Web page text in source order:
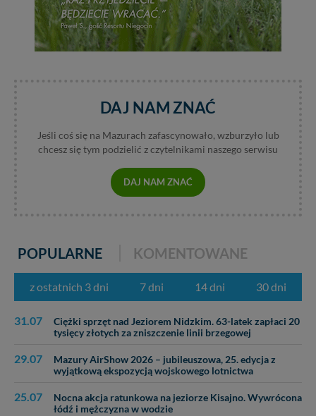
DAJ NAM ZNAĆ
Jeśli coś się na Mazurach zafascynowało, wzburzyło lub
chcesz się tym podzielić z czytelnikami naszego serwisu
DAJ NAM ZNAĆ
POPULARNE KOMENTOWANE
z ostatnich 3 dni 7 dni 14 dni 30 dni
31.07
Ciężki sprzęt nad Jeziorem Nidzkim. 63-latek zapłaci 20
tysięcy złotych za zniszczenie linii brzegowej
29.07
Mazury AirShow 2026 – jubileuszowa, 25. edycja z
wyjątkową ekspozycją wojskowego lotnictwa
25.07
Nocna akcja ratunkowa na jeziorze Kisajno. Wywrócona
łódź i mężczyzna w wodzie